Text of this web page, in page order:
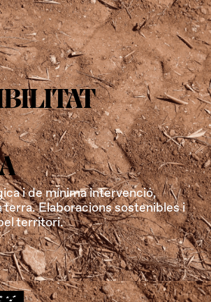
i de mínima intervenció,
terra. Elaboracions sostenibles i
territori.